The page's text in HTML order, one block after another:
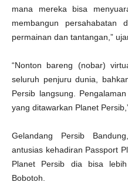
mana mereka bisa
membangun persahabatan
permainan dan tantangan,”
“Nonton bareng (nobar)
seluruh penjuru dunia,
Persib langsung.
yang ditawarkan Planet
Gelandang Persib
antusias kehadiran Passport
Planet Persib dia bisa
Bobotoh.